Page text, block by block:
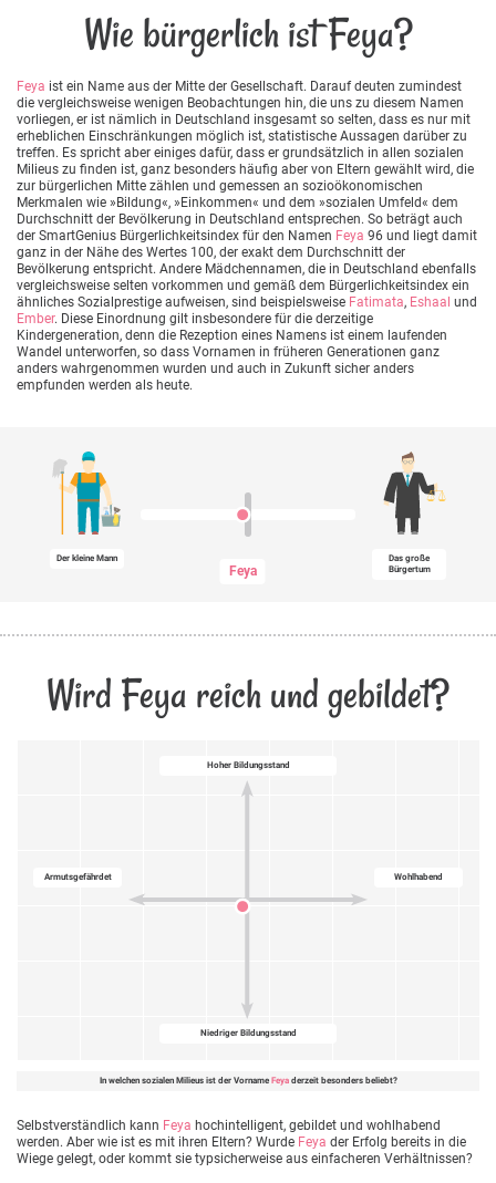
Wie bürgerlich ist Feya?
Feya ist ein Name aus der Mitte der Gesellschaft. Darauf deuten zumindest
die vergleichsweise wenigen Beobachtungen hin, die uns zu diesem Namen
vorliegen, er ist nämlich in Deutschland insgesamt so selten, dass es nur mit
erheblichen Einschränkungen möglich ist, statistische Aussagen darüber zu
treffen. Es spricht aber einiges dafür, dass er grundsätzlich in allen sozialen
Milieus zu finden ist, ganz besonders häufig aber von Eltern gewählt wird, die
zur bürgerlichen Mitte zählen und gemessen an sozioökonomischen
Merkmalen wie »Bildung«, »Einkommen« und dem »sozialen Umfeld« dem
Durchschnitt der Bevölkerung in Deutschland entsprechen. So beträgt auch
der SmartGenius Bürgerlichkeitsindex für den Namen Feya 96 und liegt damit
ganz in der Nähe des Wertes 100, der exakt dem Durchschnitt der
Bevölkerung entspricht. Andere Mädchennamen, die in Deutschland ebenfalls
vergleichsweise selten vorkommen und gemäß dem Bürgerlichkeitsindex ein
ähnliches Sozialprestige aufweisen, sind beispielsweise Fatimata, Eshaal und
Ember. Diese Einordnung gilt insbesondere für die derzeitige
Kindergeneration, denn die Rezeption eines Namens ist einem laufenden
Wandel unterworfen, so dass Vornamen in früheren Generationen ganz
anders wahrgenommen wurden und auch in Zukunft sicher anders
empfunden werden als heute.
Der kleine Mann
Feya
Das große
Bürgertum
Wird Feya reich und gebildet?
Hoher Bildungsstand
Wohlhabend
Niedriger Bildungsstand
Armutsgefährdet
In welchen sozialen Milieus ist der Vorname Feyaderzeit besonders beliebt?
Selbstverständlich kann Feya hochintelligent, gebildet und wohlhabend
werden. Aber wie ist es mit ihren Eltern? Wurde Feya der Erfolg bereits in die
Wiege gelegt, oder kommt sie typsicherweise aus einfacheren Verhältnissen?